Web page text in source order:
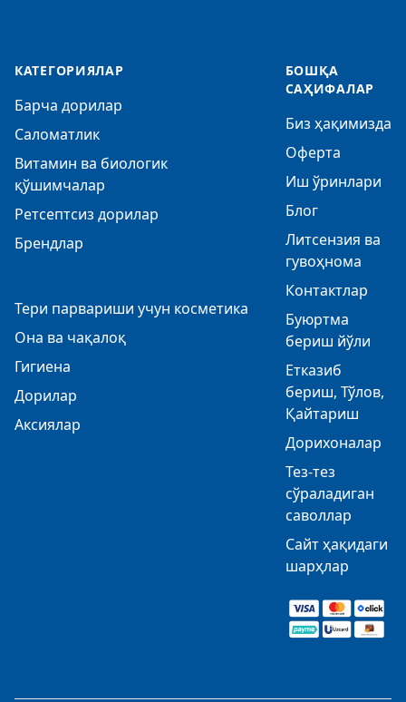
КАТЕГОРИЯЛАР
Барча дорилар
Саломатлик
Витамин ва биологик
қўшимчалар
Ретсептсиз дорилар
Брендлар
Тери парвариши учун косметика
Она ва чақалоқ
Гигиена
Дорилар
Аксиялар
БОШҚА
САҲИФАЛАР
Биз ҳақимизда
Оферта
Иш ўринлари
Блог
Литсензия ва
гувоҳнома
Контактлар
Буюртма
бериш йўли
Етказиб
бериш, Тўлов,
Қайтариш
Дорихоналар
Тез-тез
сўраладиган
саволлар
Сайт ҳақидаги
шарҳлар